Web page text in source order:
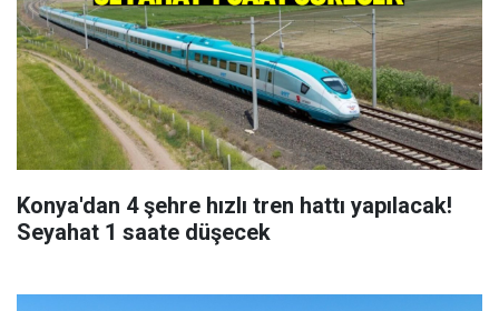
Konya'dan 4 şehre hızlı tren hattı yapılacak!
Seyahat 1 saate düşecek